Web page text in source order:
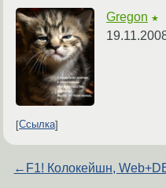
Gregon ★
Ссылка
← F1! Колокейшн,